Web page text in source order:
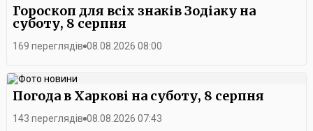
Гороскоп для всіх знаків Зодіаку на
суботу, 8 серпня
169 переглядів 08.08.2026 08:00
Погода в Харкові на суботу, 8 серпня
143 переглядів 08.08.2026 07:43